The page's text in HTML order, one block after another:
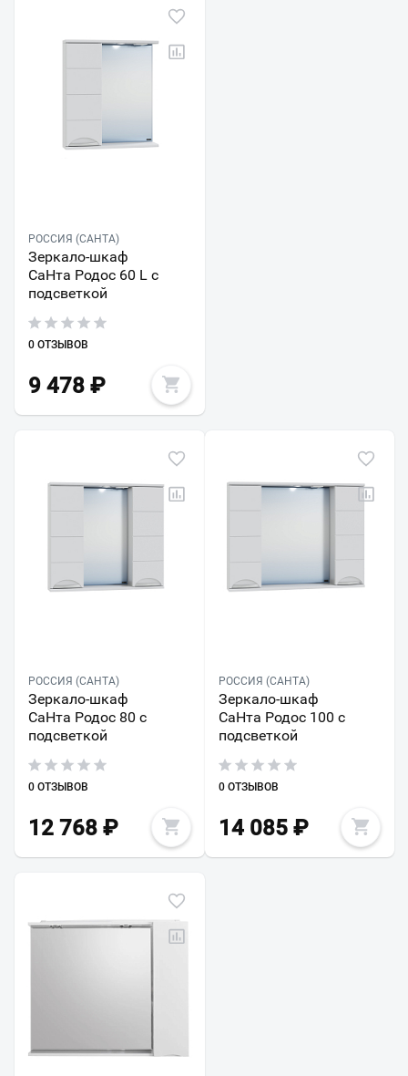
РОССИЯ (САНТА)
Зеркало-шкаф
СаНта Родос 60 L с
подсветкой
0 ОТЗЫВОВ
9 478 ₽
РОССИЯ (САНТА)
Зеркало-шкаф
СаНта Родос 80 с
подсветкой
0 ОТЗЫВОВ
12 768 ₽
РОССИЯ (САНТА)
Зеркало-шкаф
СаНта Родос 100 с
подсветкой
0 ОТЗЫВОВ
14 085₽